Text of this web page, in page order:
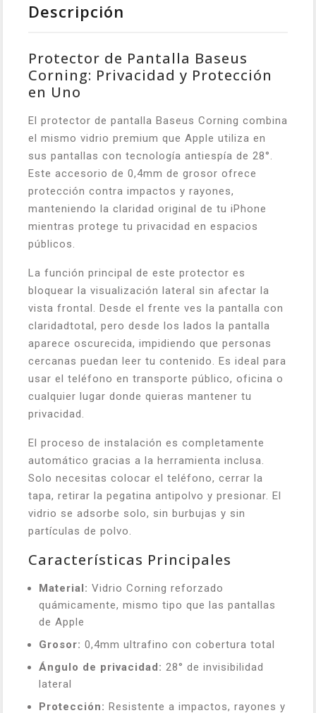
Descripción
Protector de Pantalla Baseus
Corning: Privacidad y Protección
en Uno
El protector de pantalla Baseus Corning combina
el mismo vidrio premium que Apple utiliza en
sus pantallas con tecnología antiespía de 28°.
Este accesorio de 0,4mm de grosor ofrece
protección contra impactos y rayones,
manteniendo la claridad original de tu iPhone
mientras protege tu privacidad en espacios
públicos.
La función principal de este protector es
bloquear la visualización lateral sin afectar la
vista frontal. Desde el frente ves la pantalla con
claridadtotal, pero desde los lados la pantalla
aparece oscurecida, impidiendo que personas
cercanas puedan leer tu contenido. Es ideal para
usar el teléfono en transporte público, oficina o
cualquier lugar donde quieras mantener tu
privacidad.
El proceso de instalación es completamente
automático gracias a la herramienta inclusa.
Solo necesitas colocar el teléfono, cerrar la
tapa, retirar la pegatina antipolvo y presionar. El
vidrio se adsorbe solo, sin burbujas y sin
partículas de polvo.
Características Principales
Material: Vidrio Corning reforzado
quámicamente, mismo tipo que las pantallas
de Apple
Grosor: 0,4mm ultrafino con cobertura total
Ángulo de privacidad: 28° de invisibilidad
lateral
Protección: Resistente a impactos, rayones y